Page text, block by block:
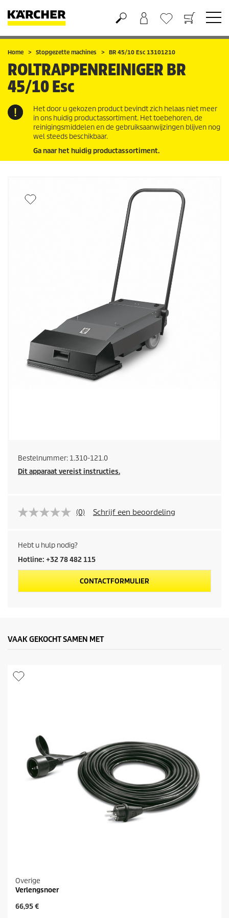
Boodschappenmandje
Verlanglijstje
Home Stopgezette machines BR 45/10 Esc 13101210
ROLTRAPPENREINIGERBR
45/10 Esc
Het door u gekozen product bevindt zich helaas niet meer
in ons huidig productassortiment. Het toebehoren, de
reinigingsmiddelen en de gebruiksaanwijzingen blijven nog
wel steeds beschikbaar.
Ga naar het huidig productassortiment.
Bestelnummer: 1.310-121.0
Dit apparaat vereist instructies.
(0) Schrijf een beoordeling
Hebt u hulp nodig?
Hotline: +32 78 482 115
CONTACTFORMULIER
VAAK GEKOCHT SAMEN MET
Overige
Verlengsnoer
H
66,95 €